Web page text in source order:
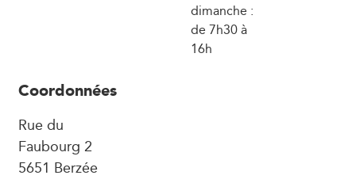
dimanche :
de 7h30 à
16h
Coordonnées
Rue du
Faubourg 2
5651 Berzée